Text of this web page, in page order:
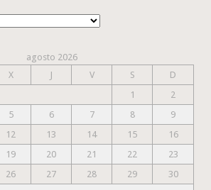
agosto 2026
X J V S
D
1
2
5 6 7 8
9
12 13 14 15
16
19 20 21 22
23
26 27 28 29
30